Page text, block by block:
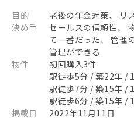
目的
老後の年金対策、 リ
決め手
セールスの信頼性、
て一番だった、 管理
管理ができる
物件
初回購入3件
駅徒歩5分 / 築22年 /
駅徒歩7分 / 築15年 /
駅徒歩6分 / 築15年 /
掲載日
2022年11月11日